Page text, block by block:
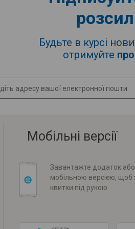
Будьте в курсі
отримуйте
Мобільні версії
Завантажте додаток
мобільною версією,
квитки під рукою